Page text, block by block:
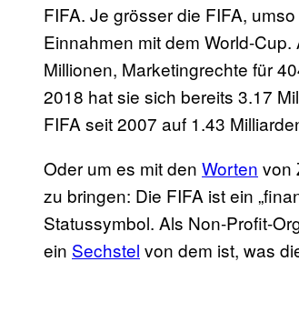
FIFA. Je grösser die FIFA,
Einnahmen mit dem World-
Millionen, Marketingrechte für
2018 hat sie sich bereits 3.17
FIFA seit 2007 auf 1.43
Oder um es mit den Worten von
zu bringen: Die FIFA ist ein
Statussymbol. Als Non-Profit-
ein Sechstel von dem ist, was